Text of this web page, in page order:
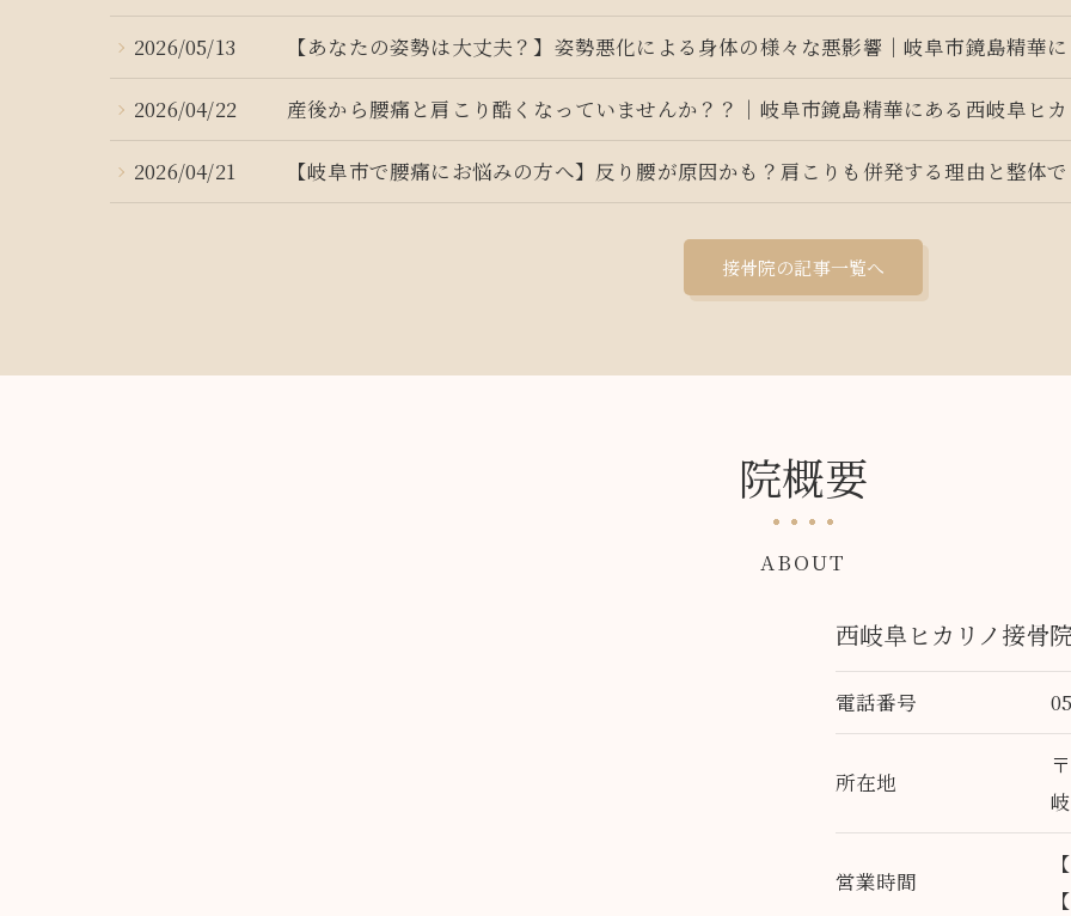
2026/05/13 【あなたの姿勢は大丈夫？】姿勢悪化による身体の様々な悪影響｜岐阜市鏡島精華
2026/04/22 産後から腰痛と肩こり酷くなっていませんか？？｜岐阜市鏡島精華にある西岐阜ヒ
2026/04/21 【岐阜市で腰痛にお悩みの方へ】反り腰が原因かも？肩こりも併発する理由と整体
接骨院の記事一覧へ
院概要
ABOUT
西岐阜ヒカリノ接骨
電話番号
所在地
営業時間
ご予約はこちら